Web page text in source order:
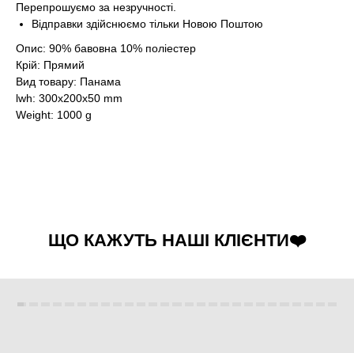
Перепрошуємо за незручності.
Відправки здійснюємо тільки Новою Поштою
Опис: 90% бавовна 10% поліестер
Крій: Прямий
Вид товару: Панама
lwh: 300x200x50 mm
Weight: 1000 g
ЩО КАЖУТЬ НАШІ КЛІЄНТИ❤️